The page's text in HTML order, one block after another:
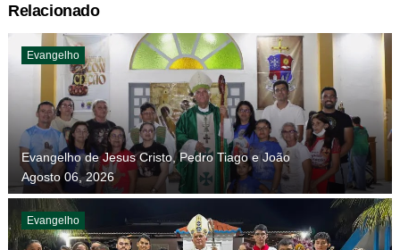
Relacionado
Evangelho
Evangelho de Jesus Cristo, Pedro Tiago e João
Agosto 06, 2026
Evangelho